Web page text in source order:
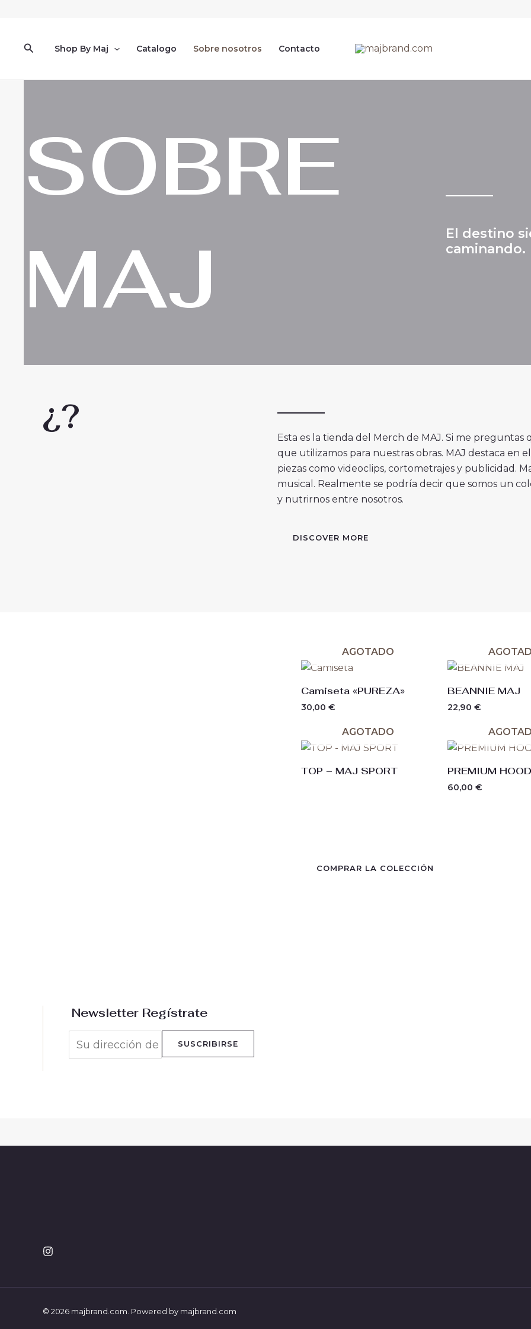
BuscarShop By Maj Catalogo Sobre nosotros Contacto
SOBRE
MAJ
El destino
caminando.
¿?
Esta es la tienda del Merch de MAJ. Si me preguntas
que utilizamos para nuestras obras. MAJ destaca en
piezas como videoclips, cortometrajes y publicidad.
musical. Realmente se podría decir que somos un
y nutrirnos entre nosotros.
DISCOVER MORE
AGOTADO
Camiseta «PUREZA»
30,00 €
BEANNIE MAJ
22,90 €
AGOTADO
TOP – MAJ SPORT PREMIUM
60,00 €
COMPRAR LA COLECCIÓN
Newsletter Regístrate
SUSCRIBIRSE
© 2026 majbrand.com. Powered by majbrand.com